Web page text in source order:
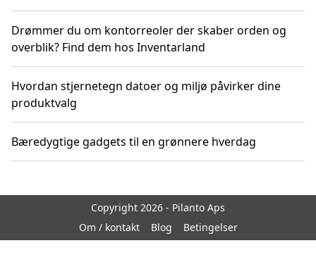
Drømmer du om kontorreoler der skaber orden og
overblik? Find dem hos Inventarland
Hvordan stjernetegn datoer og miljø påvirker dine
produktvalg
Bæredygtige gadgets til en grønnere hverdag
Copyright 2026 - Pilanto Aps
Om / kontakt
Blog Betingelser